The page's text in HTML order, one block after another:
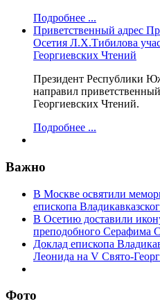
Подробнее ...
Приветственный адрес
Осетия Л.Х.Тибилова
Георгиевских Чтений
Президент Республики
направил
Георгиевских Чтений.
Подробнее ...
Важно
В Москве освятили
епископа
В Осетию доставили
преподобного Серафима
Доклад епископа
Леонида на V Свято-
Фото